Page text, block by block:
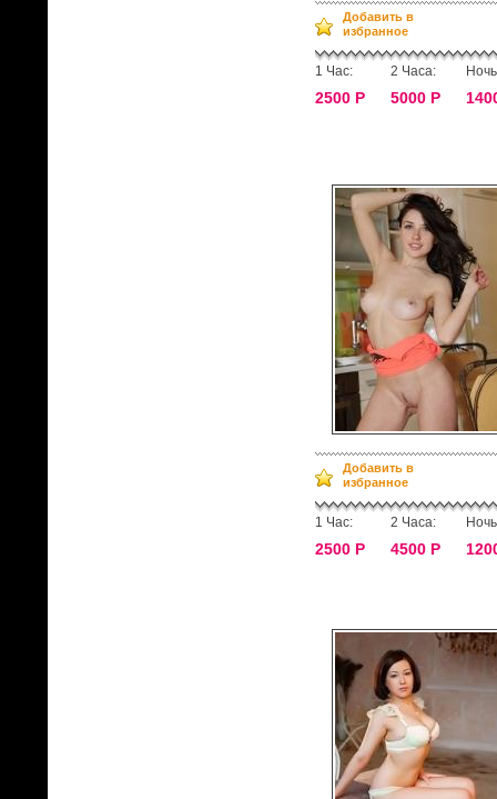
Добавить в
избранное
1 Час:
2500 Р
2 Часа:
5000 Р
Добавить в
избранное
1 Час:
2500 Р
2 Часа:
4500 Р